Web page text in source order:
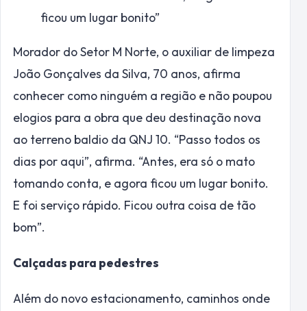
ficou um lugar bonito”
Morador do Setor M Norte, o auxiliar de limpeza
João Gonçalves da Silva, 70 anos, afirma
conhecer como ninguém a região e não poupou
elogios para a obra que deu destinação nova
ao terreno baldio da QNJ 10. “Passo todos os
dias por aqui”, afirma. “Antes, era só o mato
tomando conta, e agora ficou um lugar bonito.
E foi serviço rápido. Ficou outra coisa de tão
bom”.
Calçadas para pedestres
Além do novo estacionamento, caminhos onde